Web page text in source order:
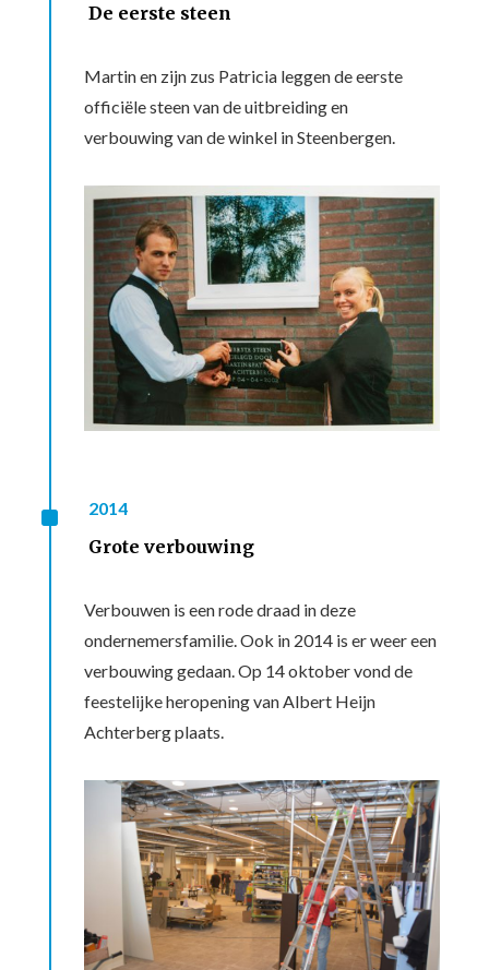
De eerste steen
Martin en zijn zus Patricia leggen de eerste
officiële steen van de uitbreiding en
verbouwing van de winkel in Steenbergen.
^ 2014
Grote verbouwing
Verbouwen is een rode draad in deze
ondernemersfamilie. Ook in 2014 is er weer een
verbouwing gedaan. Op 14 oktober vond de
feestelijke heropening van Albert Heijn
Achterberg plaats.